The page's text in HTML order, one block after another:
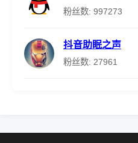
粉丝数: 997273
抖音助眠之声
粉丝数: 27961